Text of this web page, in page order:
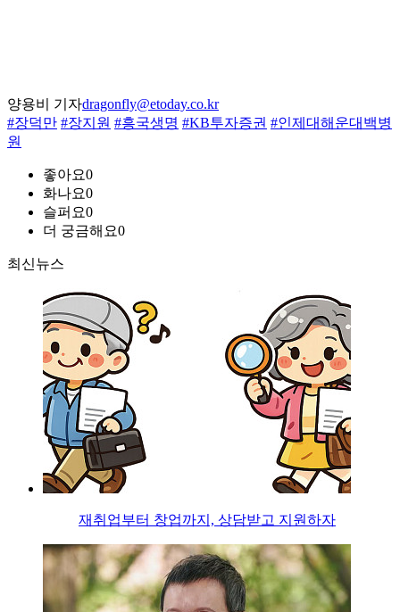
양용비 기자dragonfly@etoday.co.kr
#장덕만 #장지원 #흥국생명 #KB투자증권 #인제대해운대백병
원
좋아요0
화나요0
슬퍼요0
더 궁금해요0
최신뉴스
재취업부터 창업까지, 상담받고 지원하자